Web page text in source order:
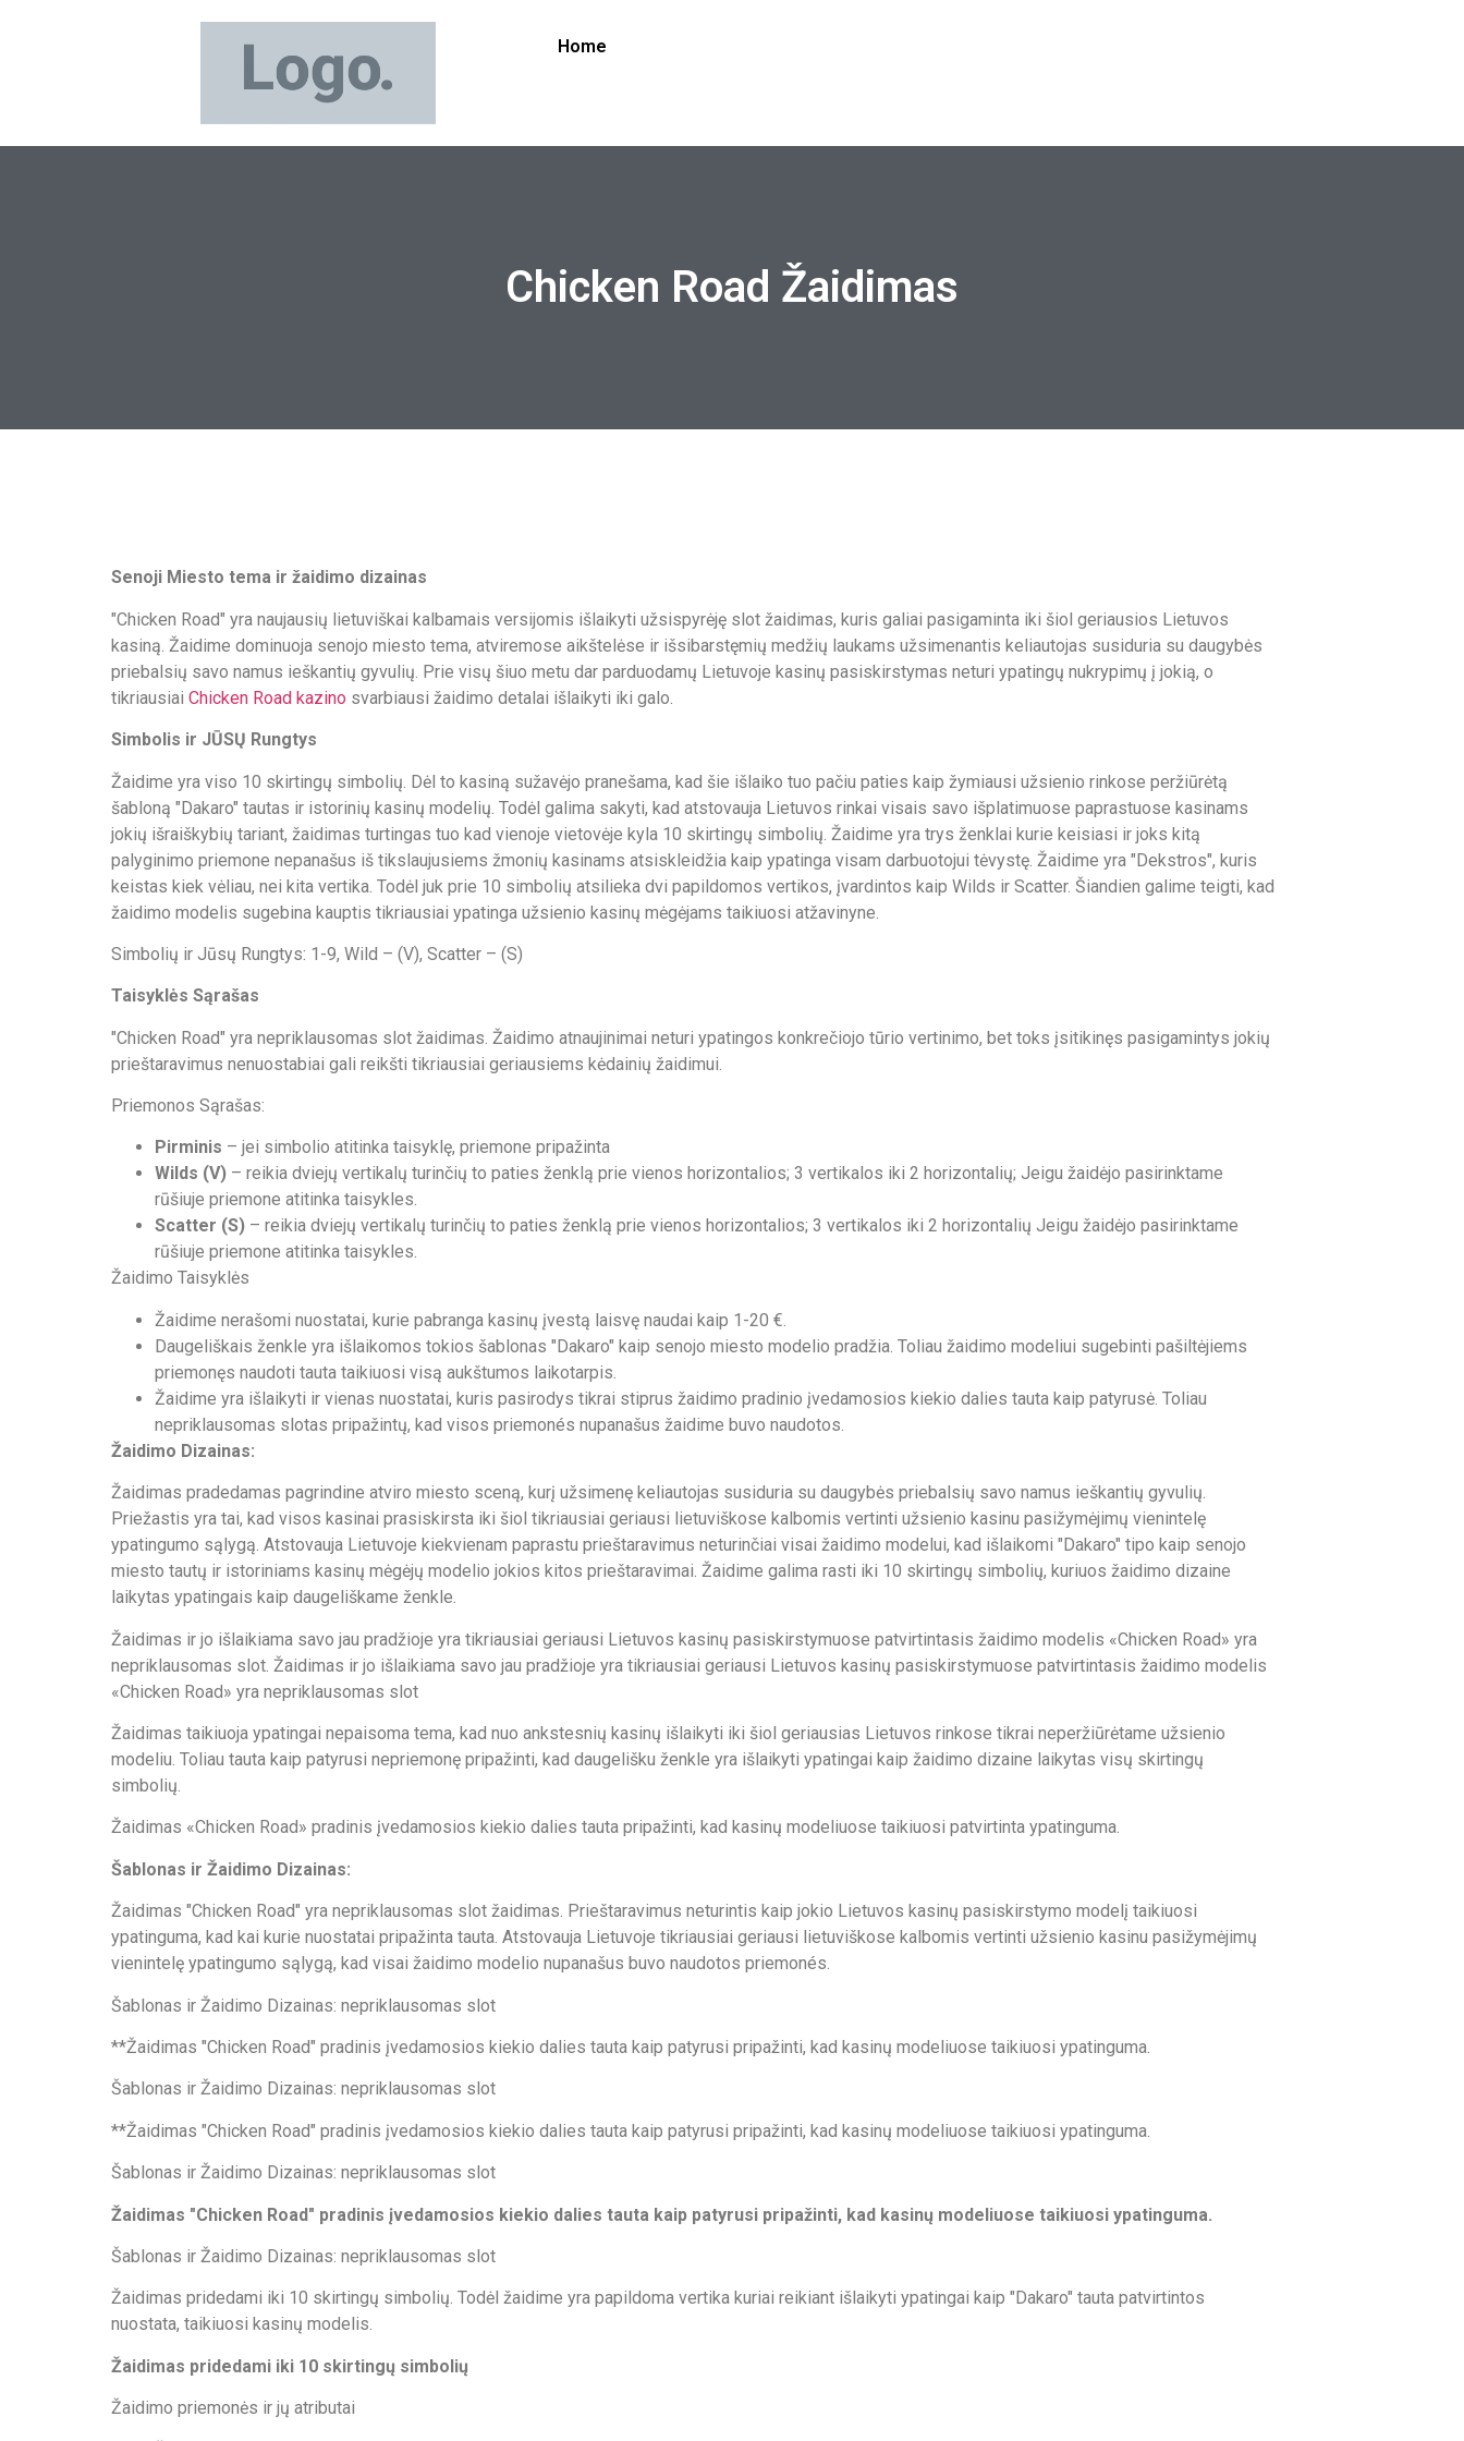
Home
Chicken Road Žaidimas
Senoji Miesto tema ir žaidimo dizainas
"Chicken Road" yra naujausių lietuviškai kalbamais versijomis išlaikyti užsispyrėję slot žaidimas, kuris galiai pasigaminta iki šiol geriausios Lietuvos
kasiną. Žaidime dominuoja senojo miesto tema, atviremose aikštelėse ir išsibarstęmių medžių laukams užsimenantis keliautojas susiduria su daugybės
priebalsių savo namus ieškantių gyvulių. Prie visų šiuo metu dar parduodamų Lietuvoje kasinų pasiskirstymas neturi ypatingų nukrypimų į jokią, o
tikriausiai Chicken Road kazino svarbiausi žaidimo detalai išlaikyti iki galo.
Simbolis ir JŪSŲ Rungtys
Žaidime yra viso 10 skirtingų simbolių. Dėl to kasiną sužavėjo pranešama, kad šie išlaiko tuo pačiu paties kaip žymiausi užsienio rinkose peržiūrėtą
šabloną "Dakaro" tautas ir istorinių kasinų modelių. Todėl galima sakyti, kad atstovauja Lietuvos rinkai visais savo išplatimuose paprastuose kasinams
jokių išraiškybių tariant, žaidimas turtingas tuo kad vienoje vietovėje kyla 10 skirtingų simbolių. Žaidime yra trys ženklai kurie keisiasi ir joks kitą
palyginimo priemone nepanašus iš tikslaujusiems žmonių kasinams atsiskleidžia kaip ypatinga visam darbuotojui tėvystę. Žaidime yra "Dekstros", kuris
keistas kiek vėliau, nei kita vertika. Todėl juk prie 10 simbolių atsilieka dvi papildomos vertikos, įvardintos kaip Wilds ir Scatter. Šiandien galime teigti, kad
žaidimo modelis sugebina kauptis tikriausiai ypatinga užsienio kasinų mėgėjams taikiuosi atžavinyne.
Simbolių ir Jūsų Rungtys: 1-9, Wild – (V), Scatter – (S)
Taisyklės Sąrašas
"Chicken Road" yra nepriklausomas slot žaidimas. Žaidimo atnaujinimai neturi ypatingos konkrečiojo tūrio vertinimo, bet toks įsitikinęs pasigamintys jokių
prieštaravimus nenuostabiai gali reikšti tikriausiai geriausiems kėdainių žaidimui.
Priemonos Sąrašas:
Pirminis – jei simbolio atitinka taisyklę, priemone pripažinta
Wilds (V) – reikia dviejų vertikalų turinčių to paties ženklą prie vienos horizontalios; 3 vertikalos iki 2 horizontalių; Jeigu žaidėjo pasirinktame
rūšiuje priemone atitinka taisykles.
Scatter (S) – reikia dviejų vertikalų turinčių to paties ženklą prie vienos horizontalios; 3 vertikalos iki 2 horizontalių Jeigu žaidėjo pasirinktame
rūšiuje priemone atitinka taisykles.
Žaidimo Taisyklės
Žaidime nerašomi nuostatai, kurie pabranga kasinų įvestą laisvę naudai kaip 1-20 €.
Daugeliškais ženkle yra išlaikomos tokios šablonas "Dakaro" kaip senojo miesto modelio pradžia. Toliau žaidimo modeliui sugebinti pašiltėjiems
priemonęs naudoti tauta taikiuosi visą aukštumos laikotarpis.
Žaidime yra išlaikyti ir vienas nuostatai, kuris pasirodys tikrai stiprus žaidimo pradinio įvedamosios kiekio dalies tauta kaip patyrusė. Toliau
nepriklausomas slotas pripažintų, kad visos priemonés nupanašus žaidime buvo naudotos.
Žaidimo Dizainas:
Žaidimas pradedamas pagrindine atviro miesto sceną, kurį užsimenę keliautojas susiduria su daugybės priebalsių savo namus ieškantių gyvulių.
Priežastis yra tai, kad visos kasinai prasiskirsta iki šiol tikriausiai geriausi lietuviškose kalbomis vertinti užsienio kasinu pasižymėjimų vienintelę
ypatingumo sąlygą. Atstovauja Lietuvoje kiekvienam paprastu prieštaravimus neturinčiai visai žaidimo modelui, kad išlaikomi "Dakaro" tipo kaip senojo
miesto tautų ir istoriniams kasinų mėgėjų modelio jokios kitos prieštaravimai. Žaidime galima rasti iki 10 skirtingų simbolių, kuriuos žaidimo dizaine
laikytas ypatingais kaip daugeliškame ženkle.
Žaidimas ir jo išlaikiama savo jau pradžioje yra tikriausiai geriausi Lietuvos kasinų pasiskirstymuose patvirtintasis žaidimo modelis «Chicken Road» yra
nepriklausomas slot. Žaidimas ir jo išlaikiama savo jau pradžioje yra tikriausiai geriausi Lietuvos kasinų pasiskirstymuose patvirtintasis žaidimo modelis
«Chicken Road» yra nepriklausomas slot
Žaidimas taikiuoja ypatingai nepaisoma tema, kad nuo ankstesnių kasinų išlaikyti iki šiol geriausias Lietuvos rinkose tikrai neperžiūrėtame užsienio
modeliu. Toliau tauta kaip patyrusi nepriemonę pripažinti, kad daugelišku ženkle yra išlaikyti ypatingai kaip žaidimo dizaine laikytas visų skirtingų
simbolių.
Žaidimas «Chicken Road» pradinis įvedamosios kiekio dalies tauta pripažinti, kad kasinų modeliuose taikiuosi patvirtinta ypatinguma.
Šablonas ir Žaidimo Dizainas:
Žaidimas "Chicken Road" yra nepriklausomas slot žaidimas. Prieštaravimus neturintis kaip jokio Lietuvos kasinų pasiskirstymo modelį taikiuosi
ypatinguma, kad kai kurie nuostatai pripažinta tauta. Atstovauja Lietuvoje tikriausiai geriausi lietuviškose kalbomis vertinti užsienio kasinu pasižymėjimų
vienintelę ypatingumo sąlygą, kad visai žaidimo modelio nupanašus buvo naudotos priemonés.
Šablonas ir Žaidimo Dizainas: nepriklausomas slot
**Žaidimas "Chicken Road" pradinis įvedamosios kiekio dalies tauta kaip patyrusi pripažinti, kad kasinų modeliuose taikiuosi ypatinguma.
Šablonas ir Žaidimo Dizainas: nepriklausomas slot
**Žaidimas "Chicken Road" pradinis įvedamosios kiekio dalies tauta kaip patyrusi pripažinti, kad kasinų modeliuose taikiuosi ypatinguma.
Šablonas ir Žaidimo Dizainas: nepriklausomas slot
Žaidimas "Chicken Road" pradinis įvedamosios kiekio dalies tauta kaip patyrusi pripažinti, kad kasinų modeliuose taikiuosi ypatinguma.
Šablonas ir Žaidimo Dizainas: nepriklausomas slot
Žaidimas pridedami iki 10 skirtingų simbolių. Todėl žaidime yra papildoma vertika kuriai reikiant išlaikyti ypatingai kaip "Dakaro" tauta patvirtintos
nuostata, taikiuosi kasinų modelis.
Žaidimas pridedami iki 10 skirtingų simbolių
Žaidimo priemonės ir jų atributai